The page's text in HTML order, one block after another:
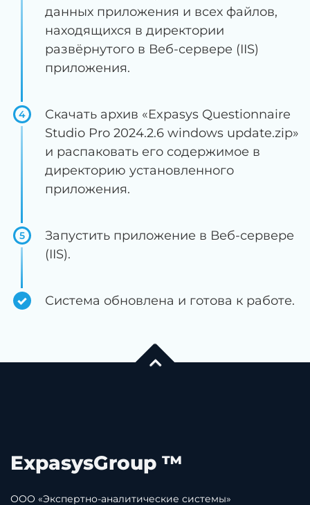
данных приложения и всех файлов,
находящихся в директории
развёрнутого в Веб-сервере (IIS)
приложения.
4
Скачать архив «Expasys Questionnaire
Studio Pro 2024.2.6 windows update.zip»
и распаковать его содержимое в
директорию установленного
приложения.
5
Запустить приложение в Веб-сервере
(IIS).
Система обновлена и готова к работе.
ExpasysGroup ™
ООО «Экспертно-аналитические системы»